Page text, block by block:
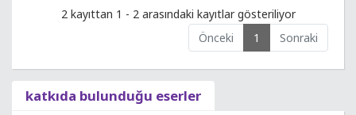
2 kayıttan 1 - 2 arasındaki kayıtlar gösteriliyor
Önceki
1 Sonraki
katkıda bulunduğu eserler